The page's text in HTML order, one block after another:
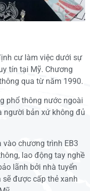
cư làm việc dưới sự
tín tại Mỹ. Chương
qua từ năm 1990.
phổ thông nước ngoài
người bản xứ không đủ
chương trình EB3
lao động tay nghề
lãnh bởi nhà tuyển
được cấp thẻ xanh